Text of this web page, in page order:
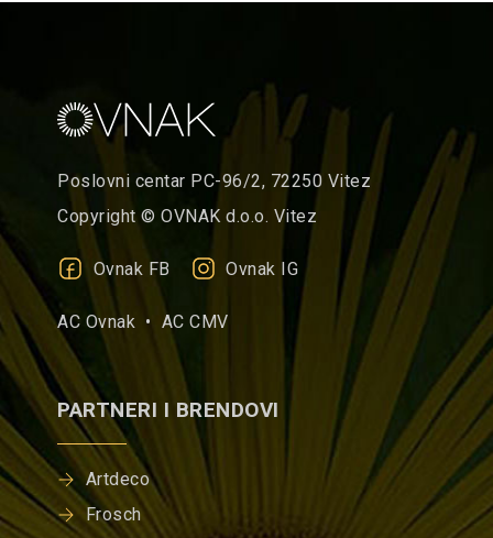
Poslovni centar PC-96/2, 72250 Vitez
Copyright © OVNAK d.o.o. Vitez
Ovnak FB Ovnak IG
AC Ovnak • AC CMV
PARTNERI I BRENDOVI
Artdeco
Frosch